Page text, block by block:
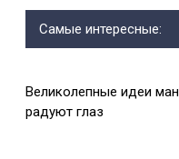
Самые интересные:
Великолепные идеи
радуют глаз